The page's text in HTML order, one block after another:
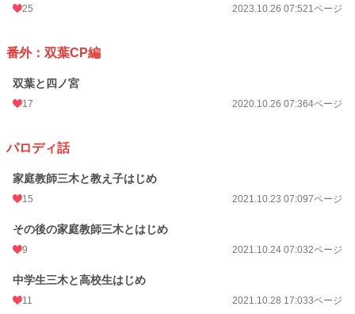
25 2023.10.26 07:521ページ
番外：双葉CP編
双葉と四ノ宮
17 2020.10.26 07:364ページ
パロディ話
家庭教師三木と教え子はじめ
15 2021.10.23 07:097ページ
その後の家庭教師三木とはじめ
9 2021.10.24 07:032ページ
中学生三木と高校生はじめ
11 2021.10.28 17:033ページ